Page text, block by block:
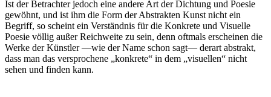
Ist der Betrachter jedoch eine andere Art der Dichtung und Poesie
gewöhnt, und ist ihm die Form der Abstrakten Kunst nicht ein
Begriff, so scheint ein Verständnis für die Konkrete und Visuelle
Poesie völlig außer Reichweite zu sein, denn oftmals erscheinen die
Werke der Künstler ―wie der Name schon sagt― derart abstrakt,
dass man das versprochene „konkrete“ in dem „visuellen“ nicht
sehen und finden kann.